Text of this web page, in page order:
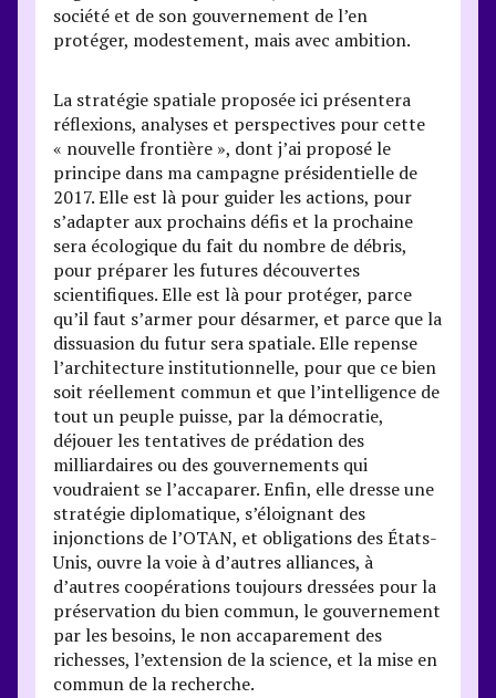
société et de son gouvernement de l’en
protéger, modestement, mais avec ambition.
La stratégie spatiale proposée ici présentera
réflexions, analyses et perspectives pour cette
« nouvelle frontière », dont j’ai proposé le
principe dans ma campagne présidentielle de
2017. Elle est là pour guider les actions, pour
s’adapter aux prochains défis et la prochaine
sera écologique du fait du nombre de débris,
pour préparer les futures découvertes
scientifiques. Elle est là pour protéger, parce
qu’il faut s’armer pour désarmer, et parce que la
dissuasion du futur sera spatiale. Elle repense
l’architecture institutionnelle, pour que ce bien
soit réellement commun et que l’intelligence de
tout un peuple puisse, par la démocratie,
déjouer les tentatives de prédation des
milliardaires ou des gouvernements qui
voudraient se l’accaparer. Enfin, elle dresse une
stratégie diplomatique, s’éloignant des
injonctions de l’OTAN, et obligations des États-
Unis, ouvre la voie à d’autres alliances, à
d’autres coopérations toujours dressées pour la
préservation du bien commun, le gouvernement
par les besoins, le non accaparement des
richesses, l’extension de la science, et la mise en
commun de la recherche.